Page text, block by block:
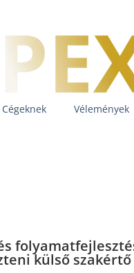
Cégeknek Vélemények
külső